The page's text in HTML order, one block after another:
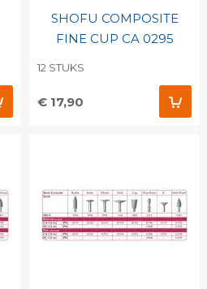
SHOFU COMPOSITE
FINE CUP CA 0295
12 STUKS
€ 17,90